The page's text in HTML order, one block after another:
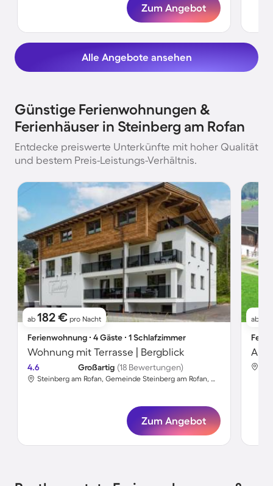
Zum Angebot
Alle Angebote ansehen
Günstige Ferienwohnungen &
Ferienhäuser in Steinberg am Rofan
Entdecke preiswerte Unterkünfte mit hoher Qualität
und bestem Preis-Leistungs-Verhältnis.
ab 182 € pro Nacht
Ferienwohnung ∙ 4 Gäste ∙ 1 Schlafzimmer
Wohnung mit Terrasse | Bergblick
4.6 Großartig (18 Bewertungen)
Steinberg am Rofan, Gemeinde Steinberg am Rofan, Österreich
Zum Angebot
ab